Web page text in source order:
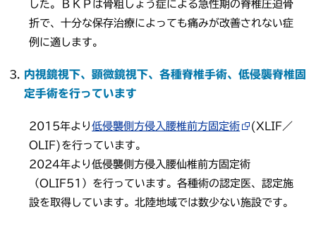
した。ＢＫＰは骨粗しょう症による急性期の脊椎圧迫骨
折で、十分な保存治療によっても痛みが改善されない症
例に適します。
内視鏡視下、顕微鏡視下、各種脊椎手術、低侵襲脊椎固
定手術を行っています
2015年より低侵襲側方侵入腰椎前方固定術
(XLIF／
OLIF)を行っています。
2024年より低侵襲側方侵入腰仙椎前方固定術
（OLIF51）を行っています。各種術の認定医、認定施
設を取得しています。北陸地域では数少ない施設です。